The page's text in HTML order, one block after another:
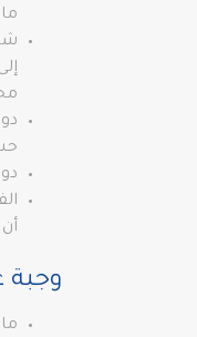
أن